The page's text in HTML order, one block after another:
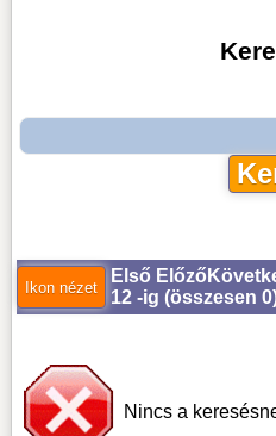
Első Előző
12 -ig (összesen 0
Nincs a